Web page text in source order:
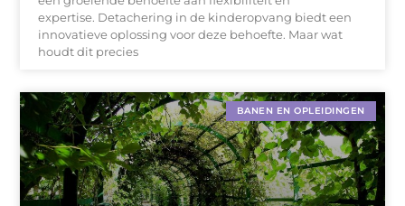
expertise. Detachering in de kinderopvang biedt een
innovatieve oplossing voor deze behoefte. Maar wat
houdt dit precies
BANEN EN OPLEIDINGEN